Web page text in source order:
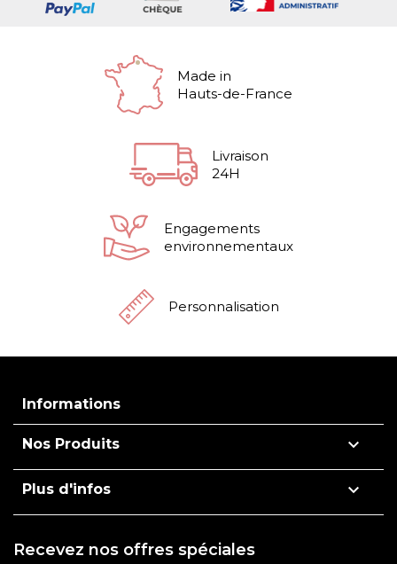
Made in
Hauts-de-France
Livraison
24H
Engagements
environnementaux
Personnalisation
Informations
Nos Produits 
Plus d'infos 
Recevez nos offres spéciales